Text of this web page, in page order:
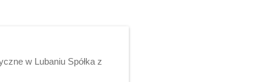
w Lubaniu Spółka z